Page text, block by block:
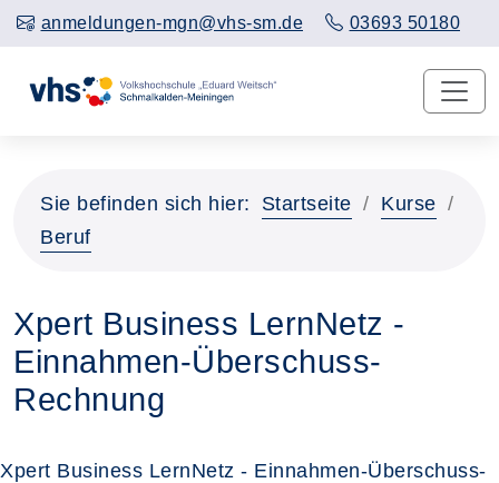
anmeldungen-mgn@vhs-sm.de 03693 50180
Sie befinden sich hier: Startseite
Kurse
Beruf
Xpert Business LernNetz -
Einnahmen-Überschuss-
Rechnung
Xpert Business LernNetz - Einnahmen-Überschuss-